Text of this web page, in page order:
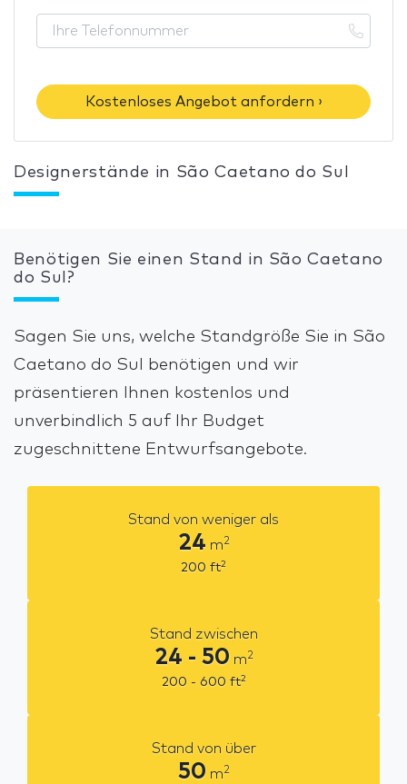
Kostenloses Angebot anfordern ›
Designerstände in São Caetano do Sul
Benötigen Sie einen Stand in São Caetano
do Sul?
Sagen Sie uns, welche Standgröße Sie in São
Caetano do Sul benötigen und wir
präsentieren Ihnen kostenlos und
unverbindlich 5 auf Ihr Budget
zugeschnittene Entwurfsangebote.
Stand von weniger als
24 m2
200 ft2
Stand zwischen
24 - 50 m2
200 - 600 ft2
Stand von über
50 m2